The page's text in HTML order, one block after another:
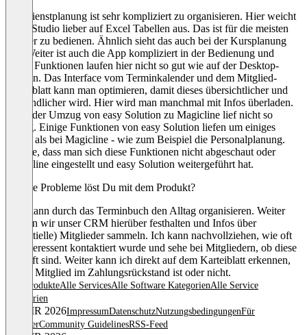
Die Dienstplanung ist sehr kompliziert zu organisieren. Hier weicht
unser Studio lieber auf Excel Tabellen aus. Das ist für die meisten
leichter zu bedienen. Ähnlich sieht das auch bei der Kursplanung
aus. Weiter ist auch die App kompliziert in der Bedienung und
einige Funktionen laufen hier nicht so gut wie auf der Desktop-
Version. Das Interface vom Terminkalender und dem Mitglied-
Karteiblatt kann man optimieren, damit dieses übersichtlicher und
verständlicher wird. Hier wird man manchmal mit Infos überladen.
Auch der Umzug von easy Solution zu Magicline lief nicht so
flüssig. Einige Funktionen von easy Solution liefen um einiges
besser als bei Magicline - wie zum Beispiel die Personalplanung.
Schade, dass man sich diese Funktionen nicht abgeschaut oder
Magicline eingestellt und easy Solution weitergeführt hat.
Welche Probleme löst Du mit dem Produkt?
Man kann durch das Terminbuch den Alltag organisieren. Weiter
können wir unser CRM hierüber festhalten und Infos über
(potentielle) Mitglieder sammeln. Ich kann nachvollziehen, wie oft
ein Interessent kontaktiert wurde und sehe bei Mitgliedern, ob diese
geimpft sind. Weiter kann ich direkt auf dem Karteiblatt erkennen,
ob ein Mitglied im Zahlungsrückstand ist oder nicht.
Alle ProdukteAlle ServicesAlle Software KategorienAlle Service
Kategorien
© OMR 2026ImpressumDatenschutzNutzungsbedingungenFür
AnbieterCommunity GuidelinesRSS-Feed